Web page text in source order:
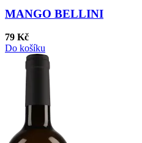
MANGO BELLINI
79 Kč
Do košíku